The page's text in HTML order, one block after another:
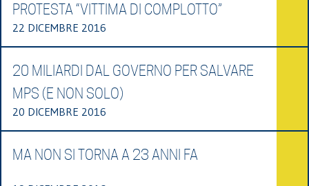
PROTESTA “VITTIMA DI COMPLOTTO”
22 DICEMBRE 2016
20 MILIARDI DAL GOVERNO PER SALVARE
MPS (E NON SOLO)
20 DICEMBRE 2016
MA NON SI TORNA A 23 ANNI FA